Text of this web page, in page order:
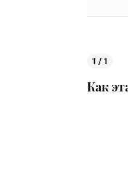
1 / 1
Как